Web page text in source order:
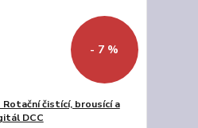
- 7 %
čistící, brousící a
DCC